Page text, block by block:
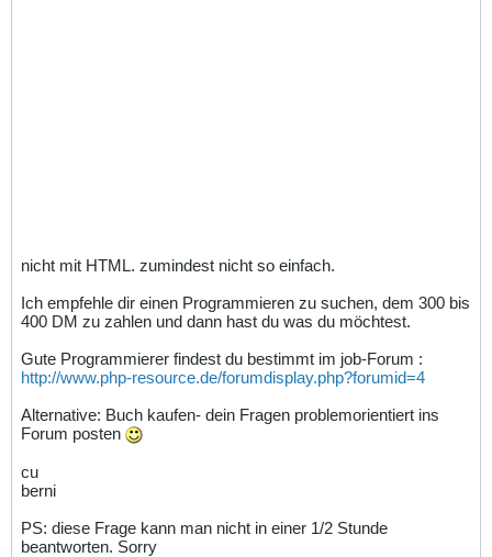
nicht mit HTML. zumindest nicht so einfach.
Ich empfehle dir einen Programmieren zu suchen, dem 300 bis
400 DM zu zahlen und dann hast du was du möchtest.
Gute Programmierer findest du bestimmt im job-Forum :
http://www.php-resource.de/forumdisplay.php?forumid=4
Alternative: Buch kaufen- dein Fragen problemorientiert ins
Forum posten
cu
berni
PS: diese Frage kann man nicht in einer 1/2 Stunde
beantworten. Sorry